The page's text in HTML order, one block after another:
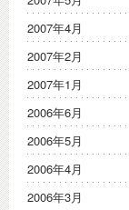
2007年4月
2007年2月
2007年1月
2006年6月
2006年5月
2006年4月
2006年3月